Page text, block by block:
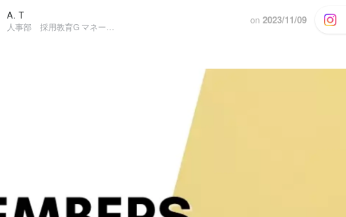
A. T on 2023/11/09